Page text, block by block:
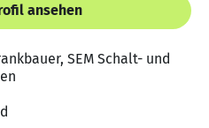
ansehen
SEM Schalt- und